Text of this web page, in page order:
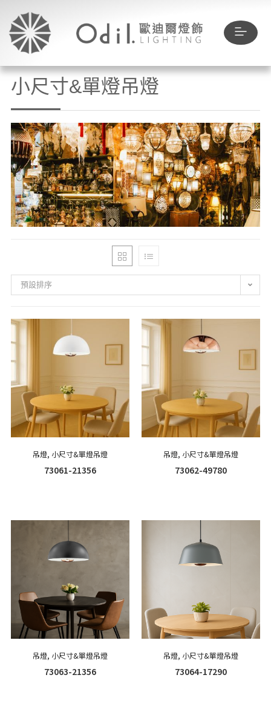
小尺寸&單燈吊燈
預設排序
吊燈, 小尺寸&單燈吊燈
73061-21356
吊燈, 小尺寸&單燈吊燈
73062-49780
吊燈, 小尺寸&單燈吊燈
73063-21356
吊燈, 小尺寸&單燈吊燈
73064-17290